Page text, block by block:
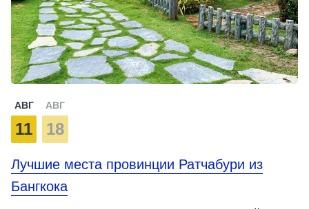
АВГ
11
АВГ
18
Лучшие места провинции Ратчабури из
Бангкока